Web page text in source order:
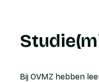
Bij OVMZ hebben